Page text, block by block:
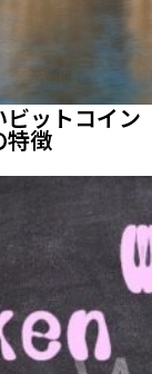
ビットコイン
特徴